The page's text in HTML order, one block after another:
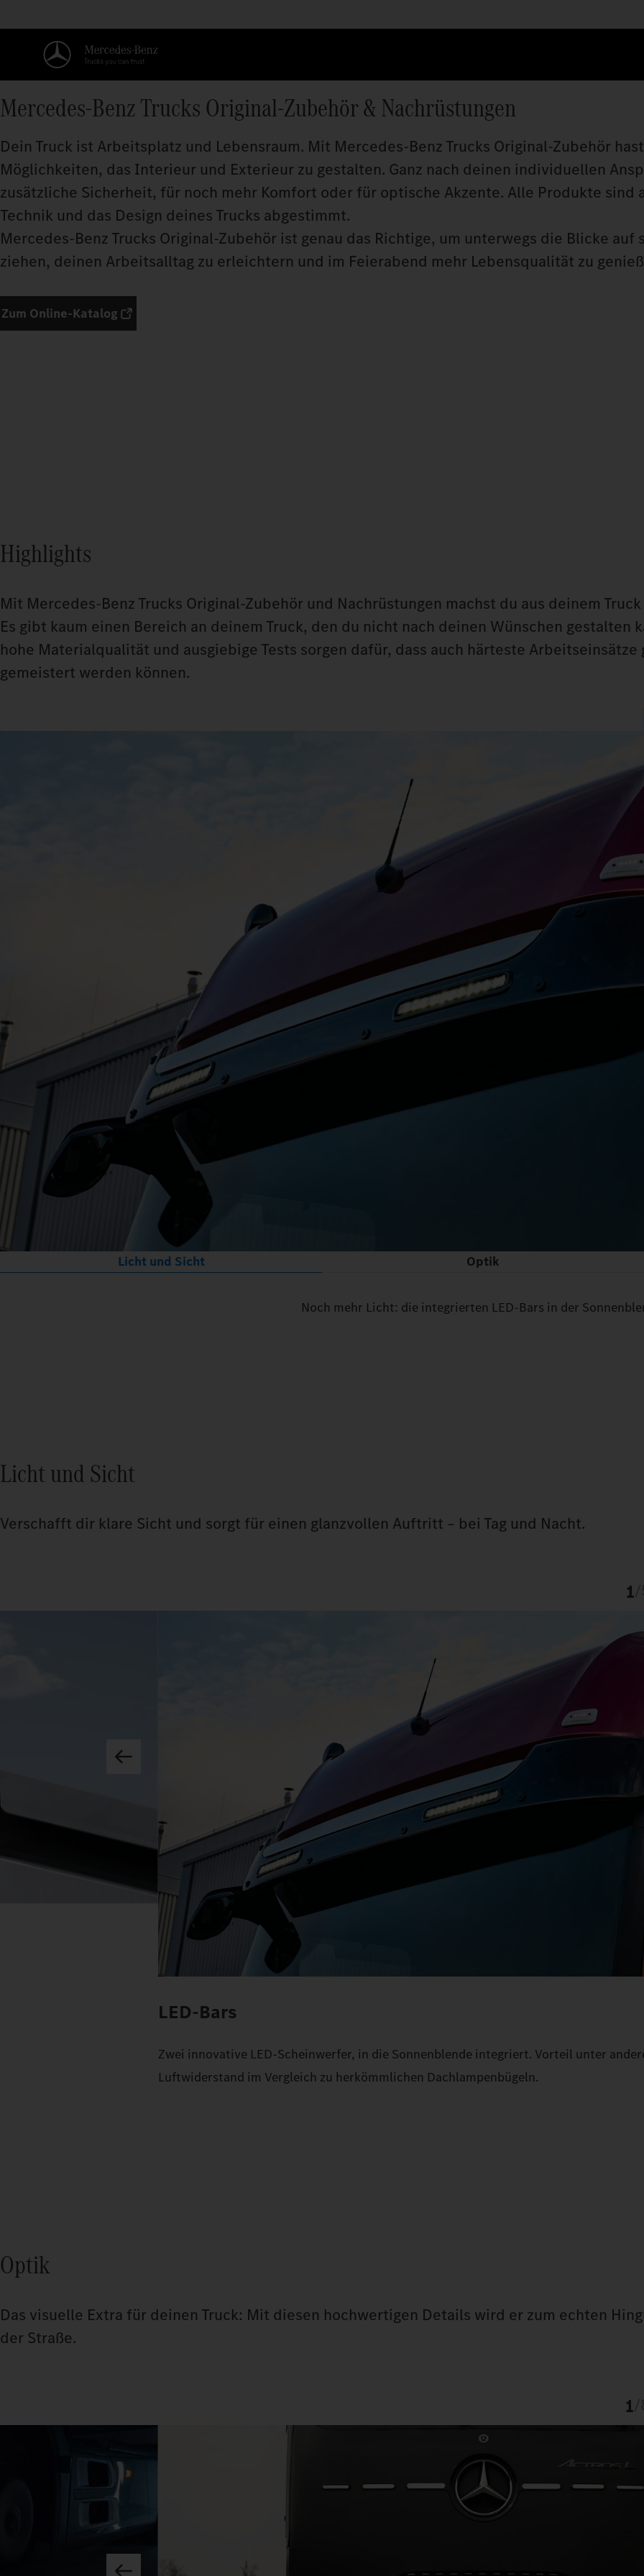
Mercedes‑Benz Trucks Original-Zubehör & Nachrüstungen
Dein Truck ist Arbeitsplatz und Lebensraum. Mit Mercedes‑Benz Trucks Original‑Zubehör
Möglichkeiten, das Interieur und Exterieur zu gestalten. Ganz nach deinen individuellen
zusätzliche Sicherheit, für noch mehr Komfort oder für optische Akzente. Alle Produkte sind
Technik und das Design deines Trucks abgestimmt.
Mercedes‑Benz Trucks Original-Zubehör ist genau das Richtige, um unterwegs die Blicke auf
ziehen, deinen Arbeitsalltag zu erleichtern und im Feierabend mehr Lebensqualität zu
Zum Online-Katalog
Highlights
Mit Mercedes-Benz Trucks Original-Zubehör und Nachrüstungen machst du aus deinem
Es gibt kaum einen Bereich an deinem Truck, den du nicht nach deinen Wünschen gestalten
hohe Materialqualität und ausgiebige Tests sorgen dafür, dass auch härteste Arbeitseinsätze
gemeistert werden können.
Licht und Sicht Optik
Noch mehr Licht: die integrierten LED-Bars in der
Licht und Sicht
Verschafft dir klare Sicht und sorgt für einen glanzvollen Auftritt – bei Tag und Nacht.
1
LED-Bars
Zwei innovative LED-Scheinwerfer, in die Sonnenblende integriert. Vorteil unter
Luftwiderstand im Vergleich zu herkömmlichen Dachlampenbügeln.
Optik
Das visuelle Extra für deinen Truck: Mit diesen hochwertigen Details wird er zum echten
der Straße.
1